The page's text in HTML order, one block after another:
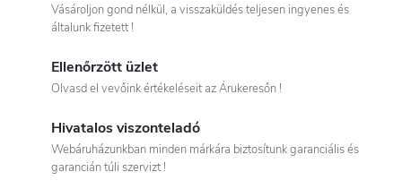
Vásároljon gond nélkül, a visszaküldés teljesen ingyenes és
általunk fizetett !
Ellenőrzött üzlet
Olvasd el vevőink értékeléseit az Árukeresőn !
Hivatalos viszonteladó
Webáruházunkban minden márkára biztosítunk garanciális és
garancián túli szervizt !